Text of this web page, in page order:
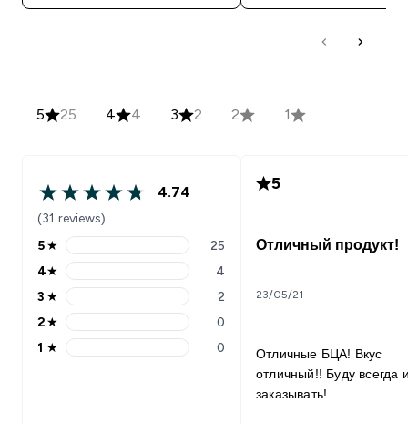
5 25 4 4 3 2 2 1
4.74
(31 reviews)
5★
25
4★
4
3 ★
2
2★
0
1 ★ 0
5
Отличный продукт!
23/05/21
Отличные БЦА! Вкус
отличный!! Буду всегда
заказывать!